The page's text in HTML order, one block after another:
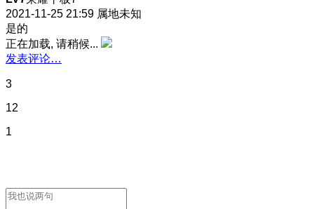
2021-11-25 21:59 属地未知
是的
正在加载, 请稍候...
发表评论…
3
12
1